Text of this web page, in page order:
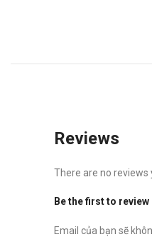
Reviews
There are no reviews
Be the first to review
Email của bạn sẽ